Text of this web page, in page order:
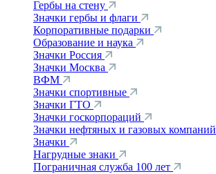
Гербы на стену
Значки гербы и флаги
Корпоративные подарки
Образование и наука
Значки Россия
Значки Москва
ВФМ
Значки спортивные
Значки ГТО
Значки госкорпораций
Значки нефтяных и газовых компаний
Значки
Нагрудные знаки
Пограничная служба 100 лет